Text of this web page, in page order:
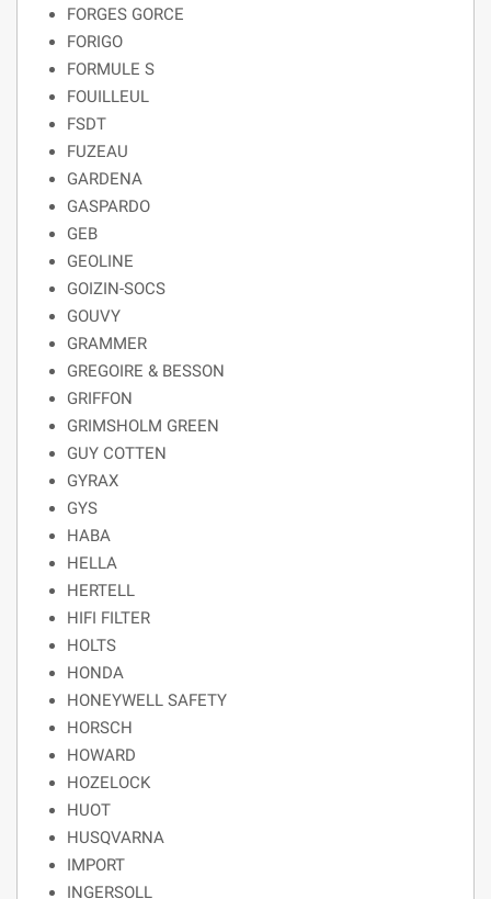
FORGES GORCE
FORIGO
FORMULE S
FOUILLEUL
FSDT
FUZEAU
GARDENA
GASPARDO
GEB
GEOLINE
GOIZIN-SOCS
GOUVY
GRAMMER
GREGOIRE & BESSON
GRIFFON
GRIMSHOLM GREEN
GUY COTTEN
GYRAX
GYS
HABA
HELLA
HERTELL
HIFI FILTER
HOLTS
HONDA
HONEYWELL SAFETY
HORSCH
HOWARD
HOZELOCK
HUOT
HUSQVARNA
IMPORT
INGERSOLL